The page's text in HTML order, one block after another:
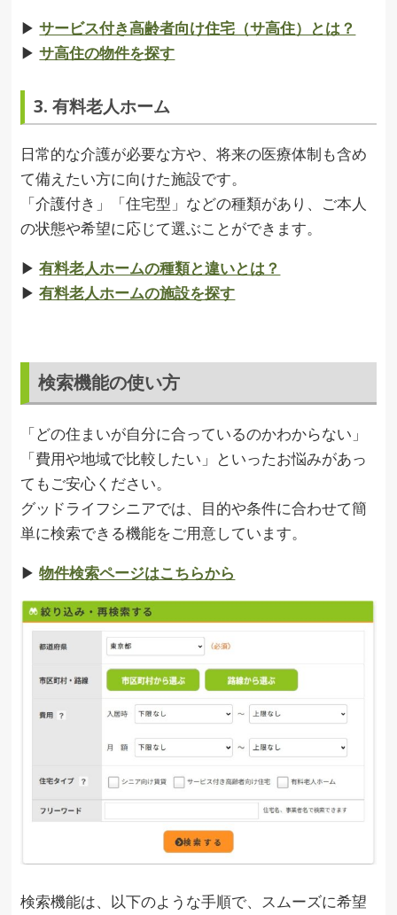
▶︎サービス付き高齢者向け住宅（サ高住）とは？
▶︎サ高住の物件を探す
3. 有料老人ホーム
日常的な介護が必要な方や、将来の医療体制も含め
て備えたい方に向けた施設です。
「介護付き」「住宅型」などの種類があり、ご本人
の状態や希望に応じて選ぶことができます。
▶︎有料老人ホームの種類と違いとは？
▶︎有料老人ホームの施設を探す
検索機能の使い方
「どの住まいが自分に合っているのかわからない」
「費用や地域で比較したい」といったお悩みがあっ
てもご安心ください。
グッドライフシニアでは、目的や条件に合わせて簡
単に検索できる機能をご用意しています。
▶︎物件検索ページはこちらから
検索機能は、以下のような手順で、スムーズに希望